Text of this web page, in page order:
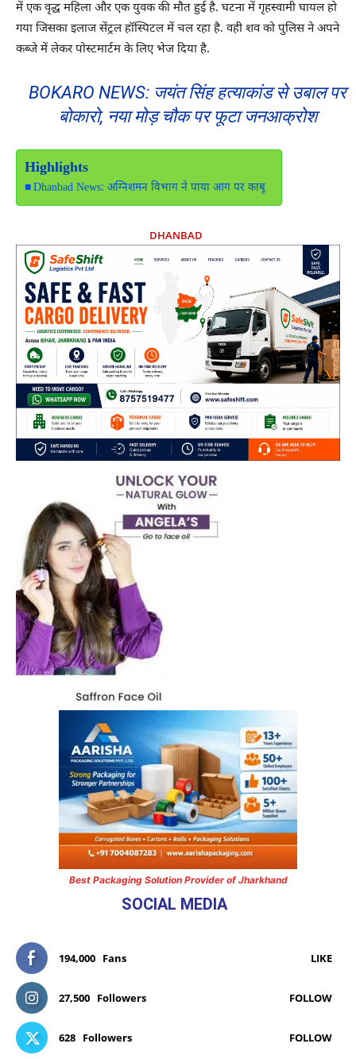
में एक वृद्ध महिला और एक युवक की मौत हुई है. घटना में गृहस्वामी घायल हो
गया जिसका इलाज सेंट्रल हॉस्पिटल में चल रहा है. वही शव को पुलिस ने अपने
कब्जे में लेकर पोस्टमार्टम के लिए भेज दिया है.
BOKARO NEWS: जयंत सिंह हत्याकांड से उबाल पर
बोकारो, नया मोड़ चौक पर फूटा जनआक्रोश
Highlights
Dhanbad News: अग्निशमन विभाग ने पाया आग पर काबू
DHANBAD
Best Packaging Solution Provider of Jharkhand
SOCIAL MEDIA
194,000 Fans LIKE
27,500 Followers FOLLOW
628 Followers FOLLOW